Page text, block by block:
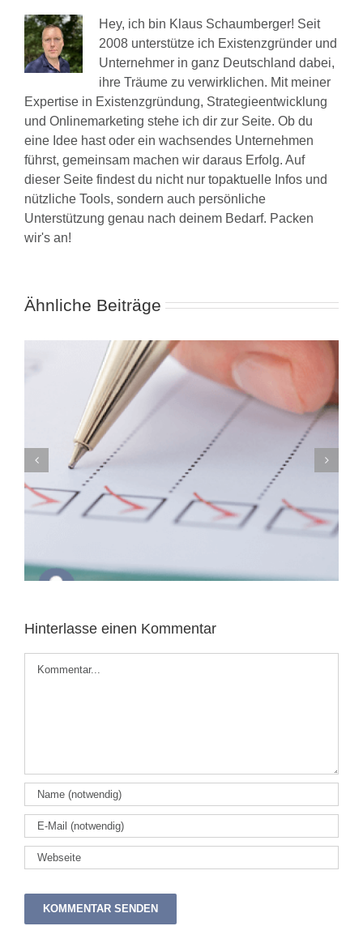
Hey, ich bin Klaus Schaumberger! Seit
2008 unterstütze ich Existenzgründer und
Unternehmer in ganz Deutschland dabei,
ihre Träume zu verwirklichen. Mit meiner
Expertise in Existenzgründung, Strategieentwicklung
und Onlinemarketing stehe ich dir zur Seite. Ob du
eine Idee hast oder ein wachsendes Unternehmen
führst, gemeinsam machen wir daraus Erfolg. Auf
dieser Seite findest du nicht nur topaktuelle Infos und
nützliche Tools, sondern auch persönliche
Unterstützung genau nach deinem Bedarf. Packen
wir's an!
Ähnliche Beiträge
Investitionskostenzuschuss –
Erfahrungsbericht beim Kauf von
Maschinen
Hinterlasse einen Kommentar